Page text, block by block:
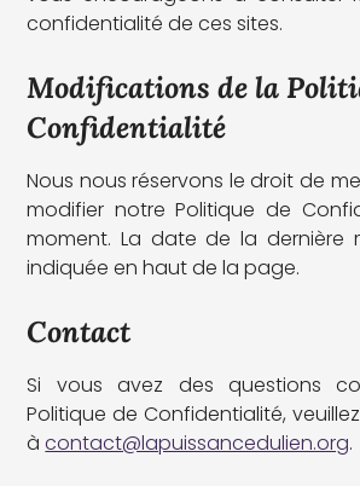
confidentialité de ces sites.
Modifications de la
Confidentialité
Nous nous réservons le droit de
modifier notre Politique de
moment. La date de la dernière
indiquée en haut de la page.
Contact
Si vous avez des questions
Politique de Confidentialité,
àcontact@lapuissancedulien.org.